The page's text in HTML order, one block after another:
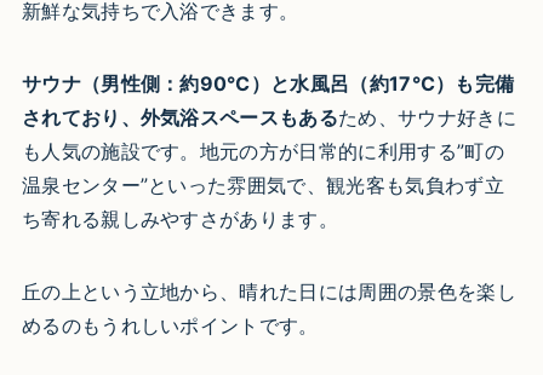
新鮮な気持ちで入浴できます。
サウナ（男性側：約90℃）と水風呂（約17℃）も完備
されており、外気浴スペースもあるため、サウナ好きに
も人気の施設です。地元の方が日常的に利用する”町の
温泉センター”といった雰囲気で、観光客も気負わず立
ち寄れる親しみやすさがあります。
丘の上という立地から、晴れた日には周囲の景色を楽し
めるのもうれしいポイントです。